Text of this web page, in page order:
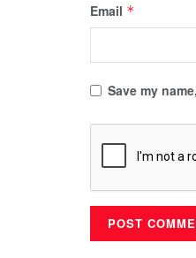
Email *
Save my